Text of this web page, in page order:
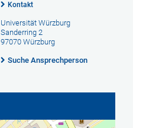
Kontakt
Universität Würzburg
Sanderring 2
97070 Würzburg
Suche Ansprechperson